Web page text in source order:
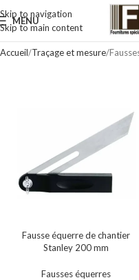
Skip to navigation
Skip to main content
MENU
Accueil Traçage et mesure
Fausse équerre de chantier
Stanley 200 mm
Fausses équerres